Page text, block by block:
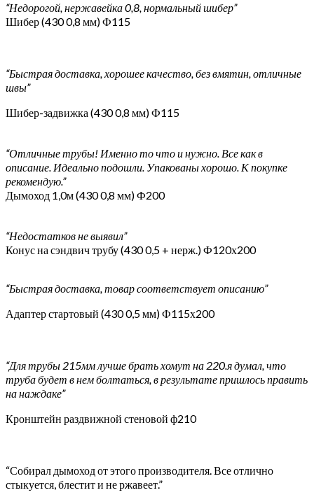
“Недорогой, нержавейка 0,8, нормальный шибер”
Шибер (430 0,8 мм) Ф115
“Быстрая доставка, хорошее качество, без вмятин, отличные
швы”
Шибер-задвижка (430 0,8 мм) Ф115
“Отличные трубы! Именно то что и нужно. Все как в
описание. Идеально подошли. Упакованы хорошо. К покупке
рекомендую.”
Дымоход 1,0м (430 0,8 мм) Ф200
“Недостатков не выявил”
Конус на сэндвич трубу (430 0,5 + нерж.) Ф120х200
“Быстрая доставка, товар соответствует описанию”
Адаптер стартовый (430 0,5 мм) Ф115х200
“Для трубы 215мм лучше брать хомут на 220.я думал, что
труба будет в нем болтаться, в результате пришлось править
на наждаке”
Кронштейн раздвижной стеновой ф210
“Собирал дымоход от этого производителя. Все отлично
стыкуется, блестит и не ржавеет.”